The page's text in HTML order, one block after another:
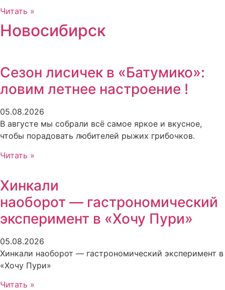
Читать »
Новосибирск
Сезон лисичек в «Батумико»:
ловим летнее настроение !
05.08.2026
В августе мы собрали всё самое яркое и вкусное,
чтобы порадовать любителей рыжих грибочков.
Читать »
Хинкали
наоборот — гастрономический
эксперимент в «Хочу Пури»
05.08.2026
Хинкали наоборот — гастрономический эксперимент в
«Хочу Пури»
Читать »